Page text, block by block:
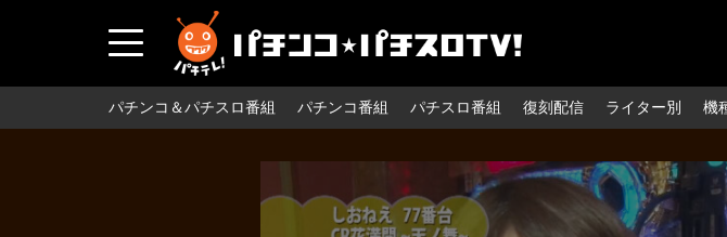
パチンコ＆パチスロ番組 パチンコ番組 パチスロ番組 復刻配信 ライター別 機